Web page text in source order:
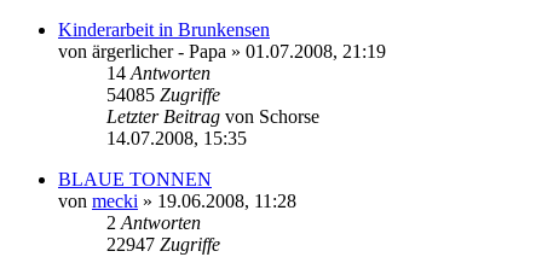
Kinderarbeit in Brunkensen
von ärgerlicher - Papa » 01.07.2008, 21:19
14 Antworten
54085 Zugriffe
Letzter Beitrag von Schorse
14.07.2008, 15:35
BLAUE TONNEN
von mecki » 19.06.2008, 11:28
2 Antworten
22947 Zugriffe